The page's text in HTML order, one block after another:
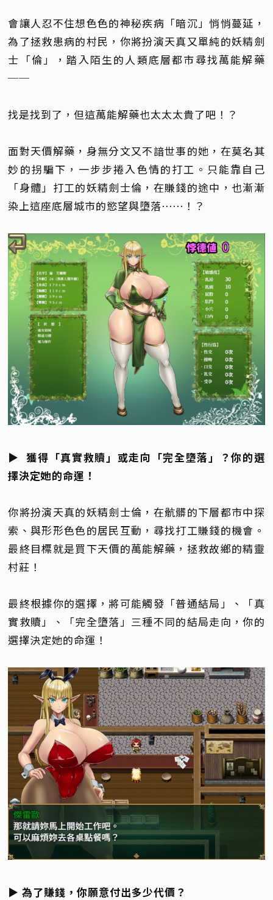
會讓人忍不住想色色的神秘疾病「暗沉」悄悄蔓延，
為了拯救患病的村民，你將扮演天真又單純的妖精劍
士「倫」，踏入陌生的人類底層都市尋找萬能解藥
──
找是找到了，但這萬能解藥也太太太貴了吧！？
面對天價解藥，身無分文又不諳世事的她，在莫名其
妙的拐騙下，一步步捲入色情的打工。只能靠自己
「身體」打工的妖精劍士倫，在賺錢的途中，也漸漸
染上這座底層城市的慾望與墮落⋯⋯！？
▶ 獲得「真實救贖」或走向「完全墮落」？你的選
擇決定她的命運！
你將扮演天真的妖精劍士倫，在骯髒的下層都市中探
索、與形形色色的居民互動，尋找打工賺錢的機會。
最終目標就是買下天價的萬能解藥，拯救故鄉的精靈
村莊！
最終根據你的選擇，將可能觸發「普通結局」、「真
實救贖」、「完全墮落」三種不同的結局走向，你的
選擇決定她的命運！
▶ 為了賺錢，你願意付出多少代價？